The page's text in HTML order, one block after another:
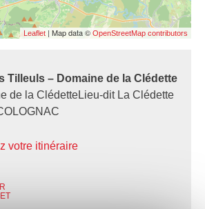
Leaflet | Map data © OpenStreetMap contributors
Tilleuls – Domaine de la Clédette
de la ClédetteLieu-dit La Clédette
votre itinéraire